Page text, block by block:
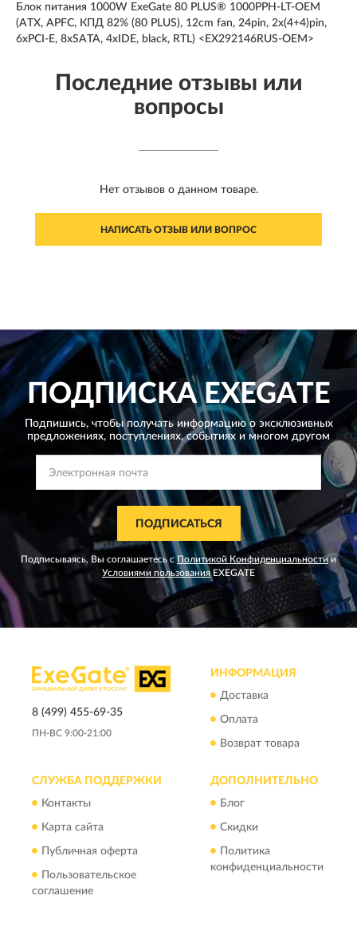
Блок питания 1000W ExeGate 80 PLUS® 1000PPH-LT-OEM
(ATX, APFC, КПД 82% (80 PLUS), 12cm fan, 24pin, 2x(4+4)pin,
6xPCI-E, 8xSATA, 4xIDE, black, RTL) <EX292146RUS-OEM>
Последние отзывы или
вопросы
Нет отзывов о данном товаре.
НАПИСАТЬ ОТЗЫВ ИЛИ ВОПРОС
ПОДПИСКАEXEGATE
Подпишись, чтобы получать информацию о эксклюзивных
предложениях, поступлениях, событиях и многом другом
ПОДПИСАТЬСЯ
Подписываясь, Вы соглашаетесь сПолитикой Конфиденциальности и
Условиями пользованияEXEGATE
8 (499) 455-69-35
ПН-ВС 9:00-21:00
ИНФОРМАЦИЯ
Доставка
Оплата
Возврат товара
СЛУЖБА ПОДДЕРЖКИ
Контакты
Карта сайта
Публичная оферта
Пользовательское
соглашение
ДОПОЛНИТЕЛЬНО
Блог
Скидки
Политика
конфиденциальности